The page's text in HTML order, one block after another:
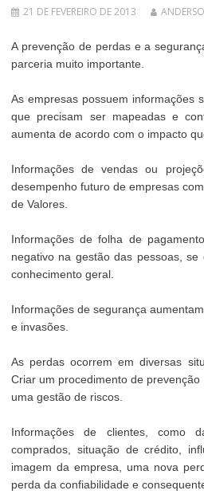
21 DE FEVEREIRO DE 2013
A prevenção de perdas e a
parceria muito importante.
As empresas possuem informações
que precisam ser mapeadas e
aumenta de acordo com o impacto
Informações de vendas ou
desempenho futuro de empresas
de Valores.
Informações de folha de
negativo na gestão das pessoas,
conhecimento geral.
Informações de segurança
e invasões.
As perdas ocorrem em diversas
Criar um procedimento de
uma gestão de riscos.
Informações de clientes, como
comprados, situação de crédito,
imagem da empresa, uma nova
perda da confiabilidade e